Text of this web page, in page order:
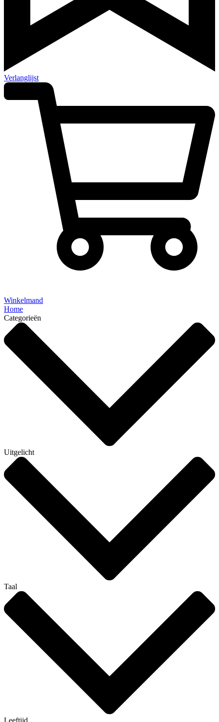
Verlanglijst
Winkelmand
Home
Categorieën
Uitgelicht
Taal